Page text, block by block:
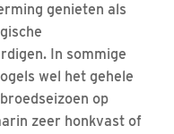
genieten als
In sommige
wel het gehele
op
zeer honkvast of